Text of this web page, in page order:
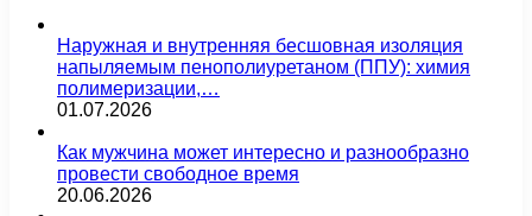
Наружная и внутренняя бесшовная изоляция
напыляемым пенополиуретаном (ППУ): химия
полимеризации,…
01.07.2026
Как мужчина может интересно и разнообразно
провести свободное время
20.06.2026